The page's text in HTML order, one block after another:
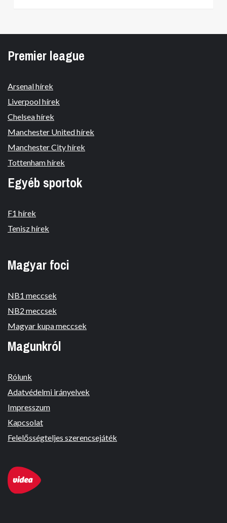
Premier league
Arsenal hírek
Liverpool hírek
Chelsea hírek
Manchester United hírek
Manchester City hírek
Tottenham hírek
Egyéb sportok
F1 hírek
Tenisz hírek
Magyar foci
NB1 meccsek
NB2 meccsek
Magyar kupa meccsek
Magunkról
Rólunk
Adatvédelmi irányelvek
Impresszum
Kapcsolat
Felelősségteljes szerencsejáték